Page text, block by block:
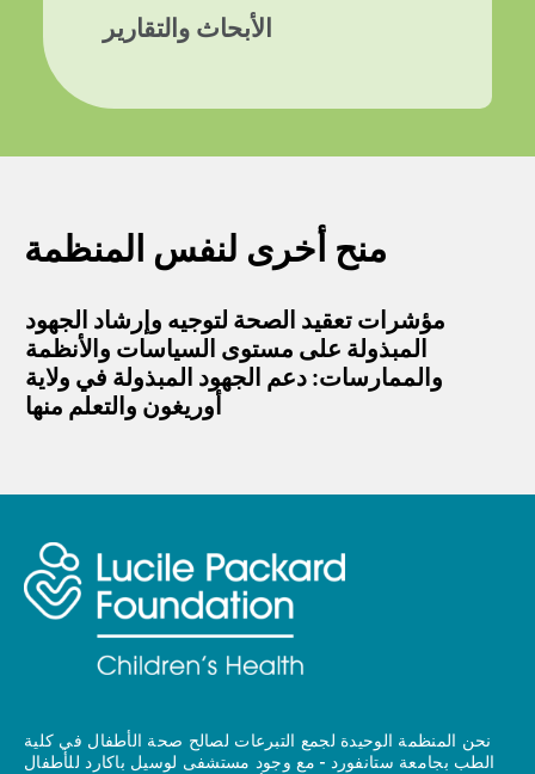
الأبحاث والتقارير
منح أخرى لنفس المنظمة
مؤشرات تعقيد الصحة لتوجيه وإرشاد الجهود
المبذولة على مستوى السياسات والأنظمة
والممارسات: دعم الجهود المبذولة في ولاية
أوريغون والتعلم منها
نحن المنظمة الوحيدة لجمع التبرعات لصالح صحة الأطفال في كلية
الطب بجامعة ستانفورد - مع وجود مستشفى لوسيل باكارد للأطفال